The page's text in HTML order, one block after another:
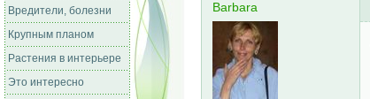
Вредители, болезни
Крупным планом
Растения в интерьере
Это интересно
Barbara